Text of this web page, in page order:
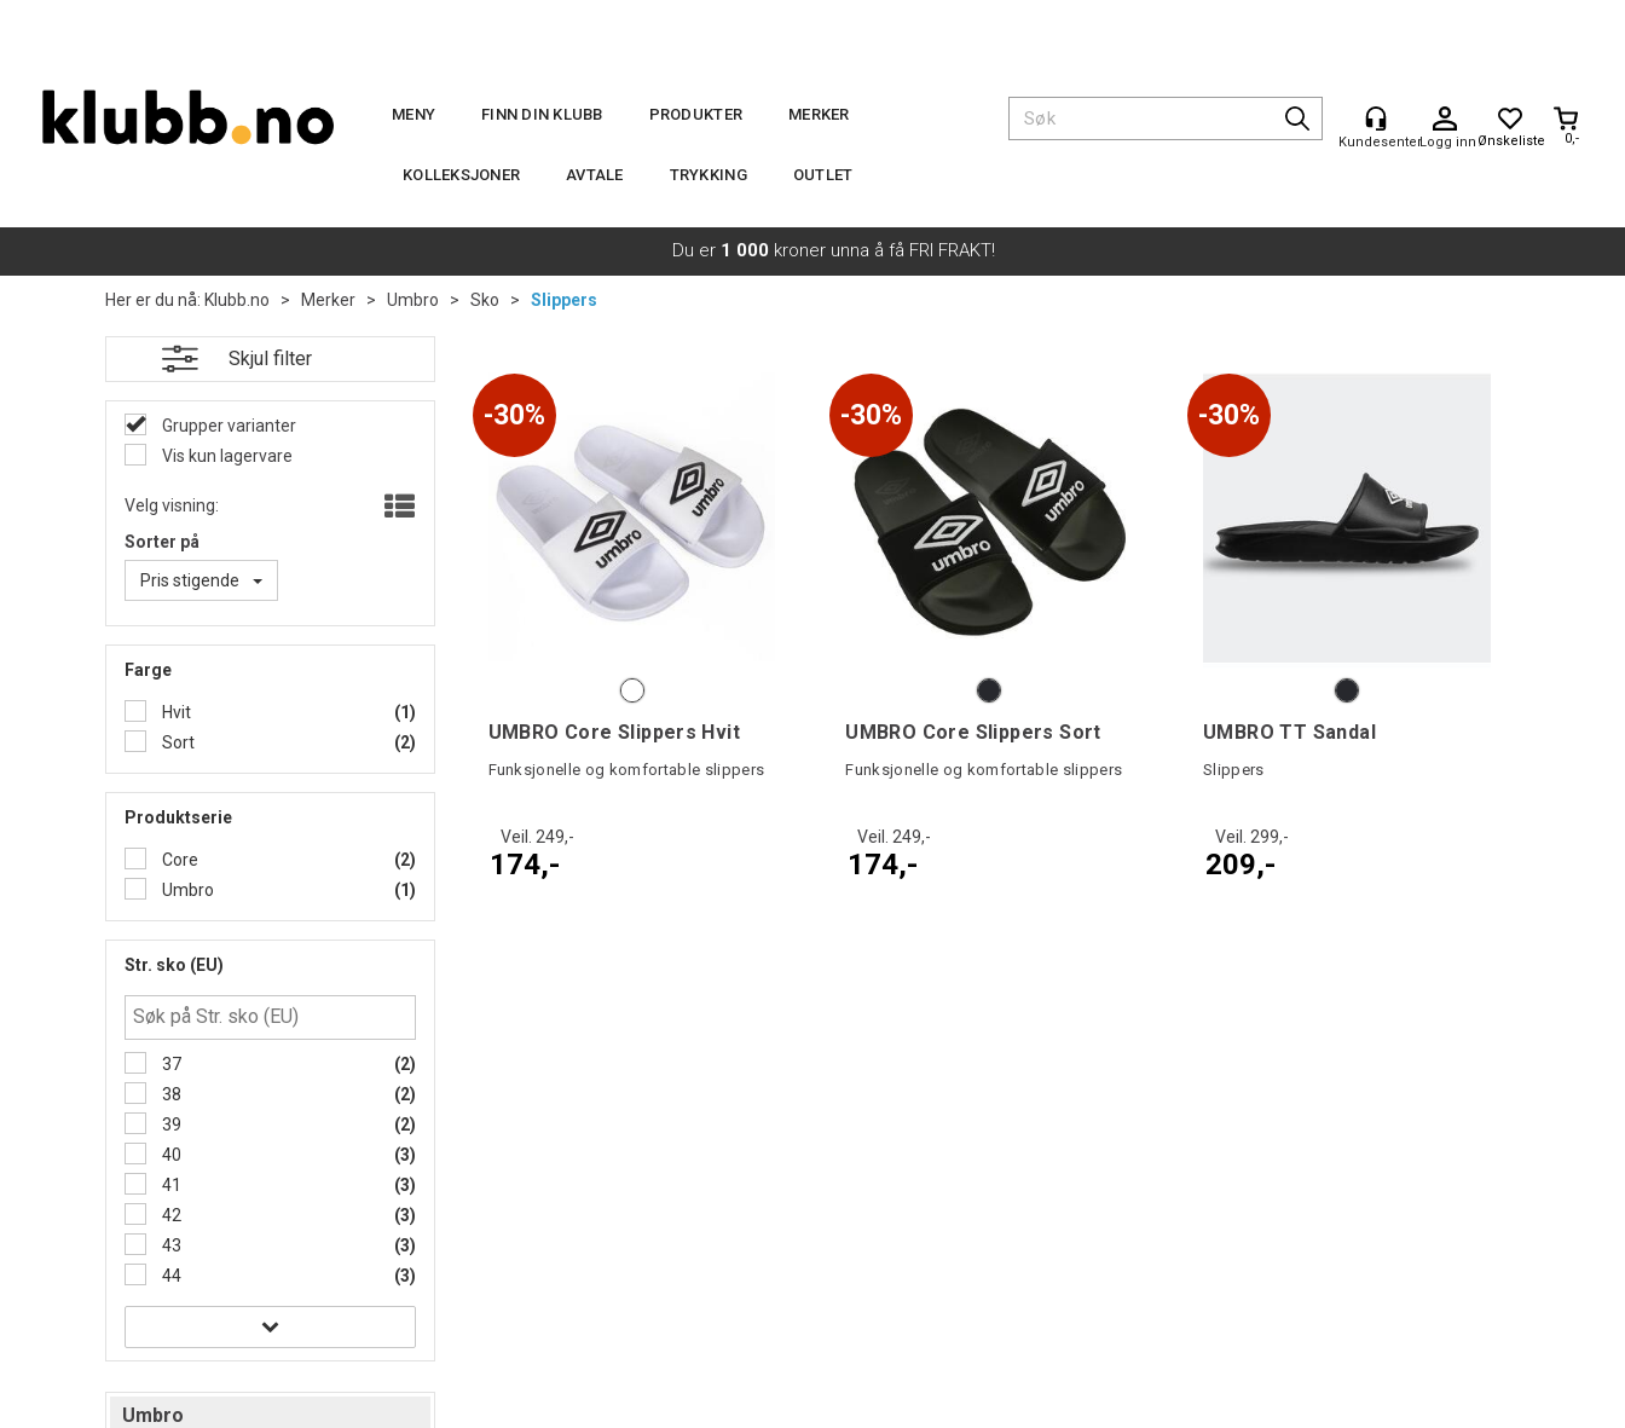
Logg inn 0,-
MENY FINN DIN KLUBB PRODUKTER MERKER
KOLLEKSJONER AVTALE TRYKKING OUTLET
Du er 1 000 kroner unna å få FRI FRAKT!
Her er du nå: Klubb.no > Merker > Umbro > Sko > Slippers
Skjul filter
Grupper varianter
Vis kun lagervare
Velg visning:
Sorter på
Pris stigende
Farge
Hvit
(1)
Sort
(2)
Produktserie
Core
(2)
Umbro
(1)
Str. sko (EU)
37
(2)
38
(2)
39
(2)
40
(3)
41
(3)
42
(3)
43
(3)
44
(3)
Umbro
30%
UMBRO Core Slippers Hvit
Funksjonelle og komfortable slippers
Veil. 249,-
174,-
30%
UMBRO Core Slippers Sort
Funksjonelle og komfortable slippers
Veil. 249,-
174,-
30%
UMBRO TT Sandal
Slippers
Veil. 299,-
209,-